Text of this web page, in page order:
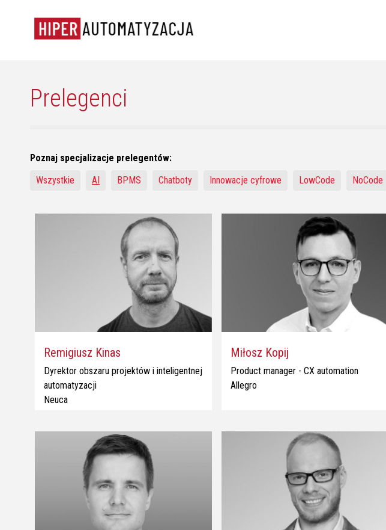
Prelegenci
Poznaj specjalizacje prelegentów:
Wszystkie
AI BPMS Chatboty Innowacje cyfrowe LowCode NoCode
Remigiusz Kinas
Dyrektor obszaru projektów i inteligentnej
automatyzacji
Neuca
Miłosz Kopij
Product manager - CX automation
Allegro